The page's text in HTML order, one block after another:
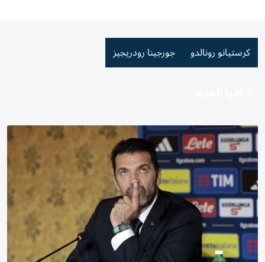
كرستيانو رونالدو جورجينا رودريجيز